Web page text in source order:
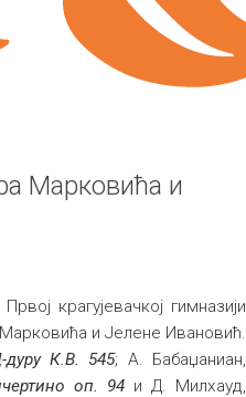
Марковића и
крагујевачкој гимназији
и Јелене Ивановић.
дуру К.В. 545; А. Бабаџаниан,
оп. 94и Д. Милхауд,